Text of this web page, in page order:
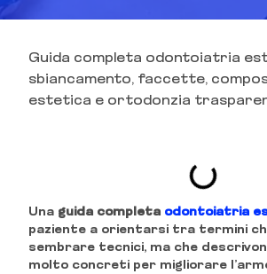
Guida completa odontoiatria
sbiancamento, faccette,
estetica e ortodonzia
Una guida completa odontoiatria
paziente a orientarsi tra termini
sembrare tecnici, ma che
molto concreti per migliorare